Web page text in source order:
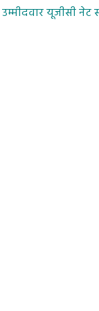
उम्मीदवार